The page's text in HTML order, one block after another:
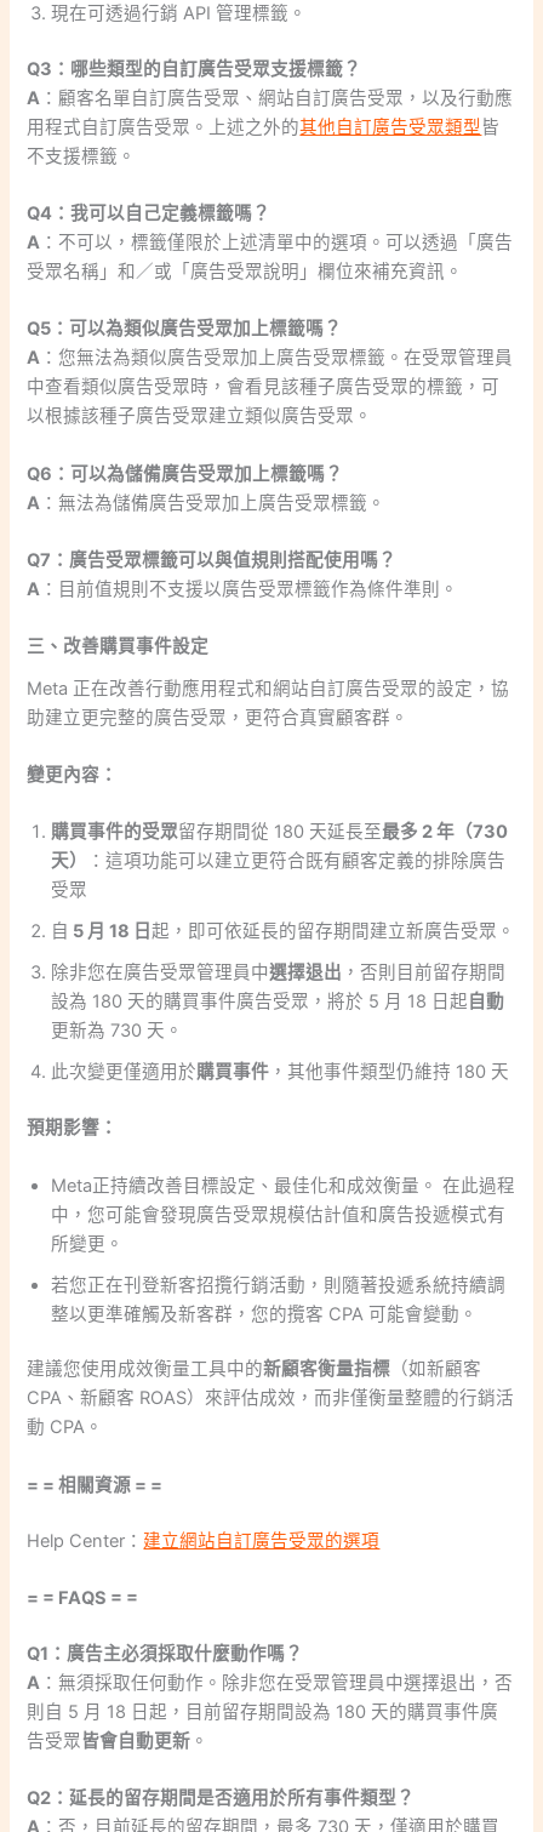
現在可透過行銷 API 管理標籤。
Q3：哪些類型的自訂廣告受眾支援標籤？
A ：顧客名單自訂廣告受眾、網站自訂廣告受眾，以及行動應
用程式自訂廣告受眾。上述之外的其他自訂廣告受眾類型 皆
不支援標籤。
Q4：我可以自己定義標籤嗎？
A ：不可以，標籤僅限於上述清單中的選項。可以透過「廣告
受眾名稱」和／或「廣告受眾說明」欄位來補充資訊。
Q5：可以為類似廣告受眾加上標籤嗎？
A ：您無法為類似廣告受眾加上廣告受眾標籤。在受眾管理員
中查看類似廣告受眾時，會看見該種子廣告受眾的標籤，可
以根據該種子廣告受眾建立類似廣告受眾。
Q6：可以為儲備廣告受眾加上標籤嗎？
A ：無法為儲備廣告受眾加上廣告受眾標籤。
Q7：廣告受眾標籤可以與值規則搭配使用嗎？
A ：目前值規則不支援以廣告受眾標籤作為條件準則。
三、改善購買事件設定
Meta 正在改善行動應用程式和網站自訂廣告受眾的設定，協
助建立更完整的廣告受眾，更符合真實顧客群。
變更內容：
購買事件的受眾留存期間從 180 天延長至最多 2 年（730
天）
：這項功能可以建立更符合既有顧客定義的排除廣告
受眾
自 5 月 18 日起，即可依延長的留存期間建立新廣告受眾。
除非您在廣告受眾管理員中選擇退出 ，否則目前留存期間
設為 180 天的購買事件廣告受眾，將於 5 月 18 日起 自動
更新為 730 天。
此次變更僅適用於購買事件 ，其他事件類型仍維持 180 天
預期影響：
Meta正持續改善目標設定、最佳化和成效衡量。 在此過程
中，您可能會發現廣告受眾規模估計值和廣告投遞模式有
所變更。
若您正在刊登新客招攬行銷活動，則隨著投遞系統持續調
整以更準確觸及新客群，您的攬客 CPA 可能會變動。
建議您使用成效衡量工具中的新顧客衡量指標 （如新顧客
CPA、新顧客 ROAS）來評估成效，而非僅衡量整體的行銷活
動 CPA。
= = 相關資源 = =
Help Center： 建立網站自訂廣告受眾的選項
= = FAQS = =
Q1：廣告主必須採取什麼動作嗎？
A ：無須採取任何動作。除非您在受眾管理員中選擇退出，否
則自 5 月 18 日起，目前留存期間設為 180 天的購買事件廣
告受眾皆會自動更新 。
Q2：延長的留存期間是否適用於所有事件類型？
A ：否，目前延長的留存期間，最多 730 天，僅適用於購買